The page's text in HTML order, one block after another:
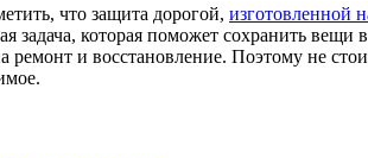
что защита дорогой, изготовленной
задача, которая поможет сохранить вещи
ремонт и восстановление. Поэтому не